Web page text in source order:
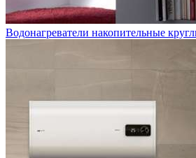
Водонагреватели накопительные